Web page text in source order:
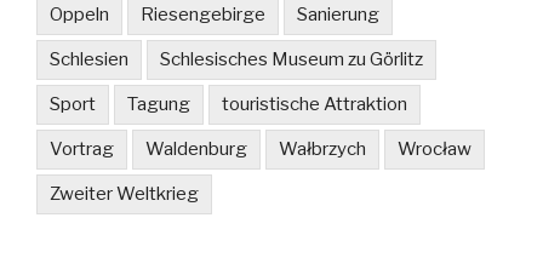
Oppeln Riesengebirge Sanierung
Schlesien Schlesisches Museum zu Görlitz
Sport Tagung touristische Attraktion
Vortrag Waldenburg Wałbrzych Wrocław
Zweiter Weltkrieg